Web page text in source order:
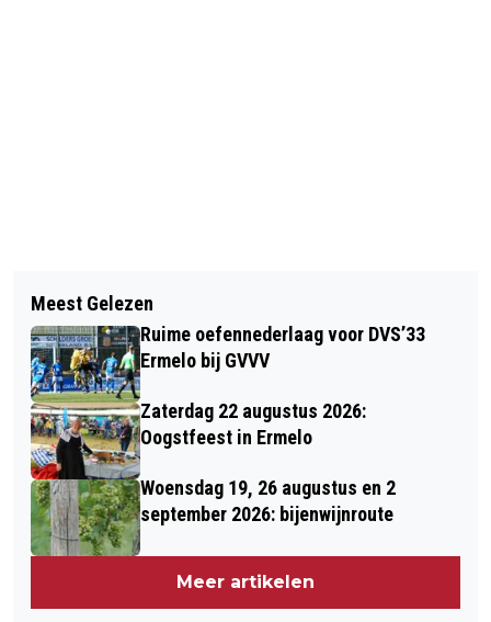
THEEHUIS 'S HEEREN LOO OPENT
SPEELTUIN
ERMELOERS MAKEN FEEST VAN
MIDDELEEUWS FESTIVAL
Meest Gelezen
Ruime oefennederlaag voor DVS’33
Ermelo bij GVVV
Zaterdag 22 augustus 2026:
Oogstfeest in Ermelo
Woensdag 19, 26 augustus en 2
september 2026: bijenwijnroute
Meer artikelen